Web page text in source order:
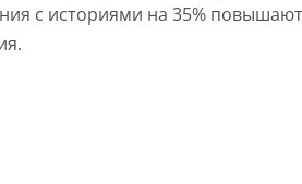
с историями на 35%